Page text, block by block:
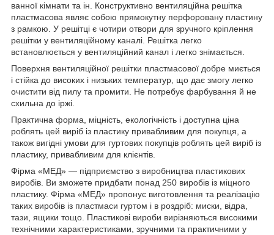
ванної кімнати та ін. Конструктивно вентиляційна решітка
пластмасова являє собою прямокутну перфоровану пластину
з рамкою. У решітці є чотири отвори для зручного кріплення
решітки у вентиляційному каналі. Решітка легко
встановлюється у вентиляційний канал і легко знімається.
Поверхня вентиляційної решітки пластмасової добре миється
і стійка до високих і низьких температур, що дає змогу легко
очистити від пилу та промити. Не потребує фарбування й не
схильна до іржі.
Практична форма, міцність, екологічність і доступна ціна
роблять цей виріб із пластику привабливим для покупця, а
також вигідні умови для гуртових покупців роблять цей виріб із
пластику, привабливим для клієнтів.
Фірма «МЕД» — підприємство з виробництва пластикових
виробів. Ви зможете придбати понад 250 виробів із міцного
пластику. Фірма «МЕД» пропонує виготовлення та реалізацію
таких виробів із пластмаси гуртом і в роздріб: миски, відра,
тази, ящики тощо. Пластикові вироби вирізняються високими
технічними характеристиками, зручними та практичними у